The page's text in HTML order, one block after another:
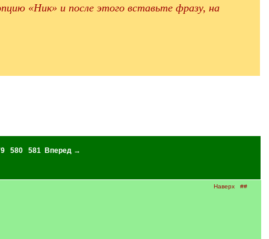
«Ник» и после этого вставьте фразу, на
580 581
Вперед →
Наверх ##